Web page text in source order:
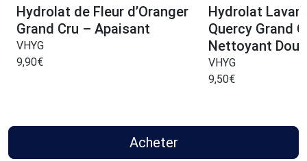
Hydrolat de Fleur d’Oranger
Grand Cru – Apaisant
VHYG
9,90€
Hydrolat
Quercy Grand
Nettoyant
VHYG
9,50€
Acheter